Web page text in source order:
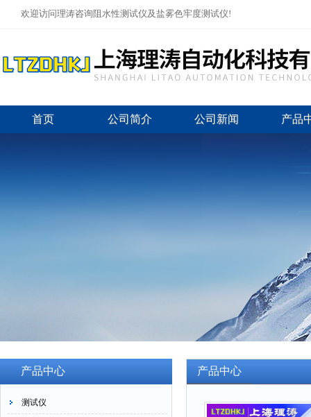
欢迎访问理涛咨询阻水性测试仪及盐雾色牢度测试仪!
首页 公司简介 公司新闻 产品
产品中心
测试仪
产品中心